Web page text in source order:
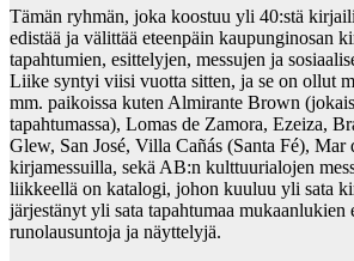
Tämän ryhmän, joka koostuu yli 40:stä
edistää ja välittää eteenpäin kaupunginosan
tapahtumien, esittelyjen, messujen ja
Liike syntyi viisi vuotta sitten, ja se on ollut
mm. paikoissa kuten Almirante Brown
tapahtumassa), Lomas de Zamora, Ezeiza,
Glew, San José, Villa Cañás (Santa Fé), Mar
kirjamessuilla, sekä AB:n kulttuurialojen
liikkeellä on katalogi, johon kuuluu yli sata
järjestänyt yli sata tapahtumaa mukaanlukien
runolausuntoja ja näyttelyjä.